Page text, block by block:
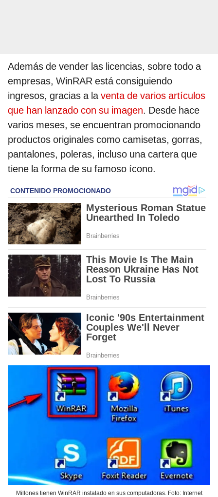
Además de vender las licencias, sobre todo a
empresas, WinRAR está consiguiendo
ingresos, gracias a laventa de varios artículos
que han lanzado con su imagen. Desde hace
varios meses, se encuentran promocionando
productos originales como camisetas, gorras,
pantalones, poleras, incluso una cartera que
tiene la forma de su famoso ícono.
Millones tienen WinRAR instalado en sus computadoras. Foto: Internet